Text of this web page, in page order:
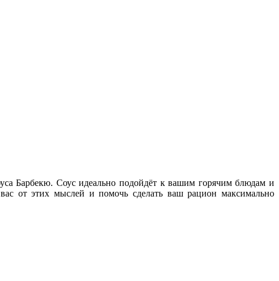
Барбекю. Соус идеально подойдёт к вашим горячим блюдам и
от этих мыслей и помочь сделать ваш рацион максимально